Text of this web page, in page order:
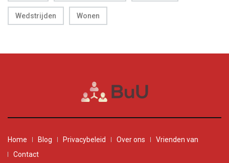
Wedstrijden Wonen
Home Blog Privacybeleid Over ons
Vrienden van
Contact